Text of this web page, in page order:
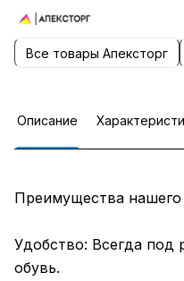
Все товары Апексторг
Описание
Преимущества нашего
Удобство: Всегда под
обувь.